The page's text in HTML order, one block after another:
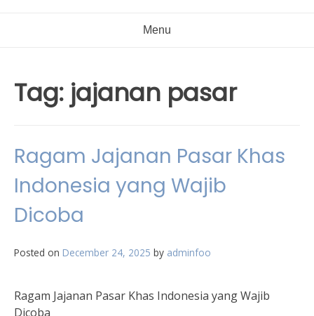
Menu
Tag: jajanan pasar
Ragam Jajanan Pasar Khas
Indonesia yang Wajib
Dicoba
Posted on December 24, 2025 by adminfoo
Ragam Jajanan Pasar Khas Indonesia yang Wajib
Dicoba